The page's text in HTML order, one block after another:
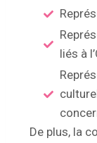
liés à
De plus, la